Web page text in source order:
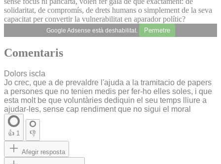
solidaritat, de compromís, de drets humans o simplement de la seva
capacitat per convertir la vulnerabilitat en aparador polític?
Google Adsense està deshabilitat. Permetre
Comentaris
Dolors iscla
Jo crec, que a de prevaldre l'ajuda a la tramitacio de papers
a persones que no tenien medis per fer-ho elles soles, i que
esta molt be que voluntàries dediquin el seu temps lliure a
ajudar-les, sense cap rendiment que no sigui el moral
👍 1 👎
Afegir resposta